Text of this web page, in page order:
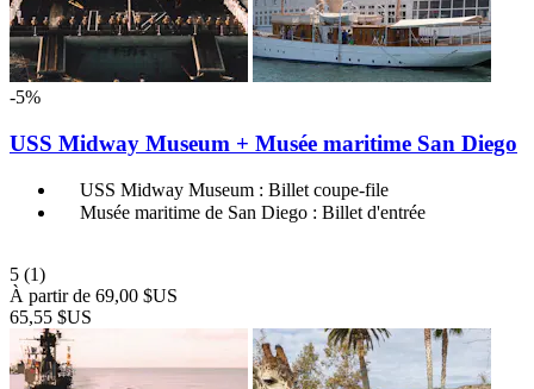
-5%
USS Midway Museum + Musée maritime San Diego
USS Midway Museum : Billet coupe-file
Musée maritime de San Diego : Billet d'entrée
5 (1)
À partir de 69,00 $US
65,55 $US